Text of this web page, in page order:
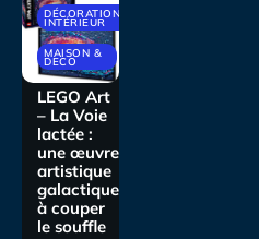
DÉCORATIONS
INTÉRIEUR
MAISON &
DECO
LEGO Art
– La Voie
lactée :
une œuvre
artistique
galactique
à couper
le souffle